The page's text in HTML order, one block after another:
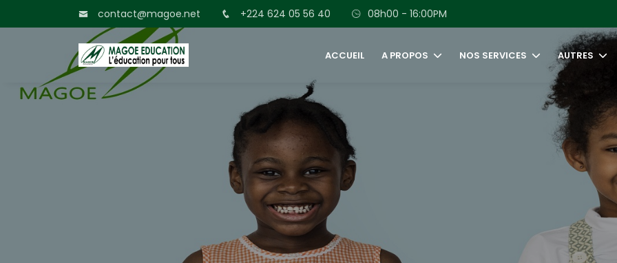
contact@magoe.net +224 624 05 56 40 08h00 - 16:00PM
ACCUEIL A PROPOS NOS SERVICES AUTRES